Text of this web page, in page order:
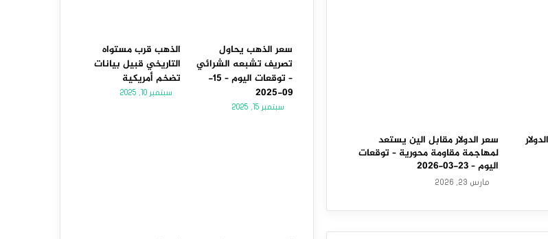
سعر الدولار مقابل الين يستعد
لمهاجمة مقاومة محورية – توقعات
اليوم – 23-03-2026
مارس 23, 2026
سعر الذهب يحاول
تصريف تشبعه الشرائي
– توقعات اليوم – 15-
09-2025
سبتمبر 15, 2025
الذهب قرب مستواه
التاريخي قبيل بيانات
تضخم أمريكية
سبتمبر 10, 2025